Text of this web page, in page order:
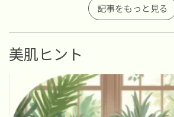
記事をもっと見る
美肌ヒント